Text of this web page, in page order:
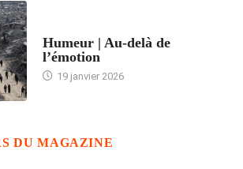
Humeur | Au-delà de
l’émotion
19 janvier 2026
DU MAGAZINE